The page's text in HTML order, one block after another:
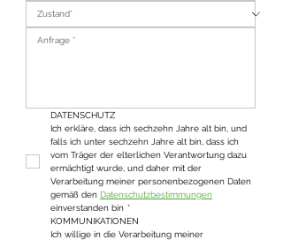
DATENSCHUTZ
Ich erkläre, dass ich sechzehn Jahre alt bin, und
falls ich unter sechzehn Jahre alt bin, dass ich
vom Träger der elterlichen Verantwortung dazu
ermächtigt wurde, und daher mit der
Verarbeitung meiner personenbezogenen Daten
gemäß den Datenschutzbestimmungen
einverstanden bin *
KOMMUNIKATIONEN
Ich willige in die Verarbeitung meiner